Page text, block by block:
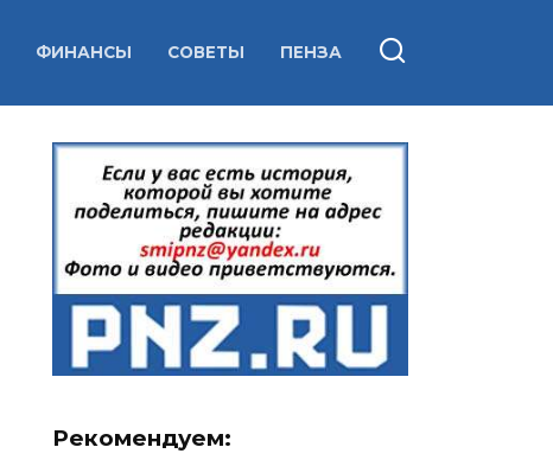
ФИНАНСЫ СОВЕТЫ ПЕНЗА
Рекомендуем: